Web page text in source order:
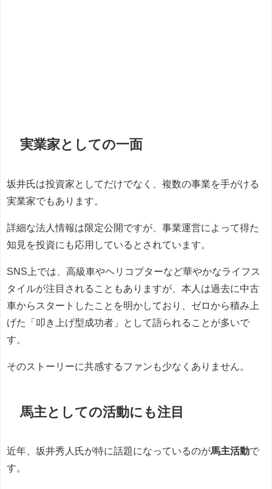
実業家としての一面
坂井氏は投資家としてだけでなく、複数の事業を手がける
実業家でもあります。
詳細な法人情報は限定公開ですが、事業運営によって得た
知見を投資にも応用しているとされています。
SNS上では、高級車やヘリコプターなど華やかなライフス
タイルが注目されることもありますが、本人は過去に中古
車からスタートしたことを明かしており、ゼロから積み上
げた「叩き上げ型成功者」として語られることが多いで
す。
そのストーリーに共感するファンも少なくありません。
馬主としての活動にも注目
近年、坂井秀人氏が特に話題になっているのが馬主活動で
す。